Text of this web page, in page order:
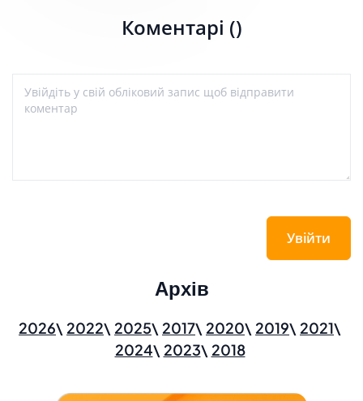
Коментарі ()
Увійти
Архів
2026 2022 2025 2017 2020 2019
2021
2024
2023 2018